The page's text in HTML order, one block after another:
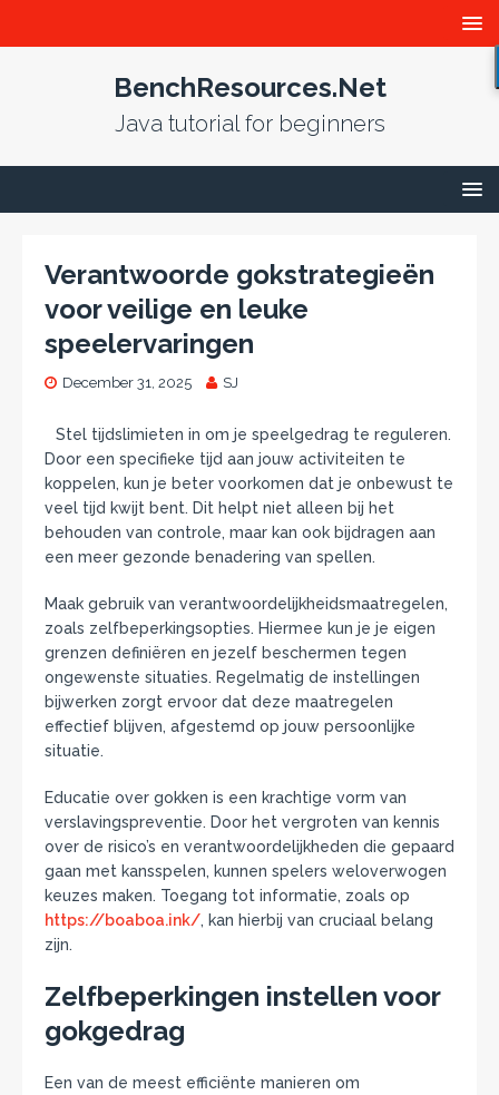
BenchResources.Net
Java tutorial for beginners
Verantwoorde gokstrategieën
voor veilige en leuke
speelervaringen
December 31, 2025 SJ
Stel tijdslimieten in om je speelgedrag te reguleren.
Door een specifieke tijd aan jouw activiteiten te
koppelen, kun je beter voorkomen dat je onbewust te
veel tijd kwijt bent. Dit helpt niet alleen bij het
behouden van controle, maar kan ook bijdragen aan
een meer gezonde benadering van spellen.
Maak gebruik van verantwoordelijkheidsmaatregelen,
zoals zelfbeperkingsopties. Hiermee kun je je eigen
grenzen definiëren en jezelf beschermen tegen
ongewenste situaties. Regelmatig de instellingen
bijwerken zorgt ervoor dat deze maatregelen
effectief blijven, afgestemd op jouw persoonlijke
situatie.
Educatie over gokken is een krachtige vorm van
verslavingspreventie. Door het vergroten van kennis
over de risico’s en verantwoordelijkheden die gepaard
gaan met kansspelen, kunnen spelers weloverwogen
keuzes maken. Toegang tot informatie, zoals op
https://boaboa.ink/, kan hierbij van cruciaal belang
zijn.
Zelfbeperkingen instellen voor
gokgedrag
Een van de meest efficiënte manieren om